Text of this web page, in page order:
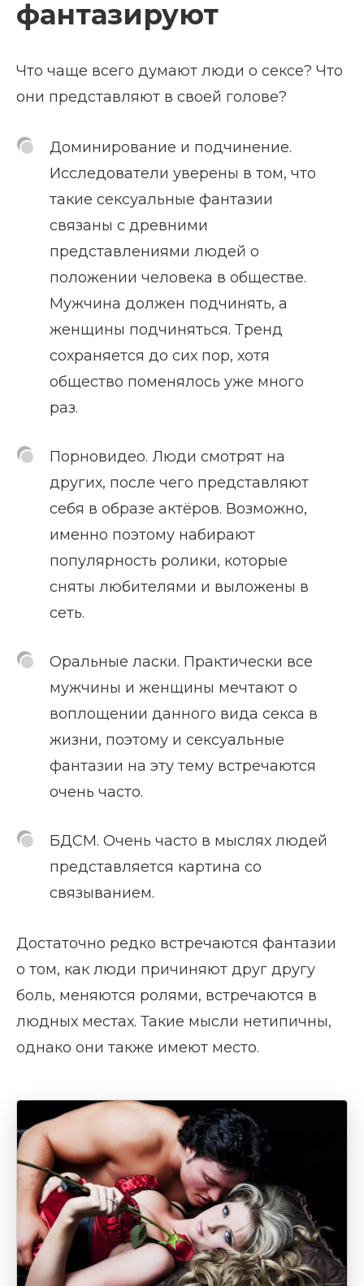
фантазируют
Что чаще всего думают люди о сексе? Что
они представляют в своей голове?
Доминирование и подчинение.
Исследователи уверены в том, что
такие сексуальные фантазии
связаны с древними
представлениями людей о
положении человека в обществе.
Мужчина должен подчинять, а
женщины подчиняться. Тренд
сохраняется до сих пор, хотя
общество поменялось уже много
раз.
Порновидео. Люди смотрят на
других, после чего представляют
себя в образе актёров. Возможно,
именно поэтому набирают
популярность ролики, которые
сняты любителями и выложены в
сеть.
Оральные ласки. Практически все
мужчины и женщины мечтают о
воплощении данного вида секса в
жизни, поэтому и сексуальные
фантазии на эту тему встречаются
очень часто.
БДСМ. Очень часто в мыслях людей
представляется картина со
связыванием.
Достаточно редко встречаются фантазии
о том, как люди причиняют друг другу
боль, меняются ролями, встречаются в
людных местах. Такие мысли нетипичны,
однако они также имеют место.